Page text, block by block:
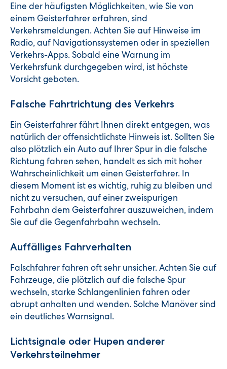
Eine der häufigsten Möglichkeiten, wie Sie von
einem Geisterfahrer erfahren, sind
Verkehrsmeldungen. Achten Sie auf Hinweise im
Radio, auf Navigationssystemen oder in speziellen
Verkehrs-Apps. Sobald eine Warnung im
Verkehrsfunk durchgegeben wird, ist höchste
Vorsicht geboten.
Falsche Fahrtrichtung des Verkehrs
Ein Geisterfahrer fährt Ihnen direkt entgegen, was
natürlich der offensichtlichste Hinweis ist. Sollten Sie
also plötzlich ein Auto auf Ihrer Spur in die falsche
Richtung fahren sehen, handelt es sich mit hoher
Wahrscheinlichkeit um einen Geisterfahrer. In
diesem Moment ist es wichtig, ruhig zu bleiben und
nicht zu versuchen, auf einer zweispurigen
Fahrbahn dem Geisterfahrer auszuweichen, indem
Sie auf die Gegenfahrbahn wechseln.
Auffälliges Fahrverhalten
Falschfahrer fahren oft sehr unsicher. Achten Sie auf
Fahrzeuge, die plötzlich auf die falsche Spur
wechseln, starke Schlangenlinien fahren oder
abrupt anhalten und wenden. Solche Manöver sind
ein deutliches Warnsignal.
Lichtsignale oder Hupen anderer
Verkehrsteilnehmer